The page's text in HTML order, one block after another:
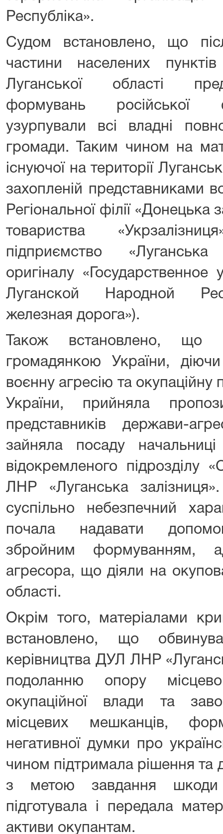
Республіка».
Судом встановлено, що
частини населених
Луганської області
формувань російської
узурпували всі владні
громади. Таким чином на
існуючої на території
захопленій представниками
Регіональної філії «Донецька
товариства
підприємство
оригіналу «Государственное
Луганской Народной
железная дорога»).
Також встановлено, що
громадянкою України,
воєнну агресію та окупаційну
України, прийняла
представників держави-
зайняла посаду начальниці
відокремленого підрозділу
ЛНР «Луганська
суспільно небезпечний
почала надавати
збройним формуванням,
агресора, що діяли на
області.
Окрім того, матеріалами
встановлено, що
керівництва ДУЛ ЛНР
подоланню опору
окупаційної влади та
місцевих мешканців,
негативної думки про
чином підтримала рішення та
з метою завдання шкоди
підготувала і передала
активи окупантам.